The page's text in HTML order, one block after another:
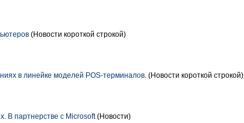
(Новости короткой строкой)
в линейке моделей POS-терминалов. (Новости короткой строкой)
В партнерстве с Microsoft(Новости)